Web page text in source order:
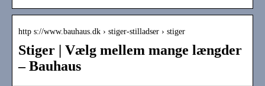
http s://www.bauhaus.dk › stiger-stilladser › stiger
Stiger | Vælg mellem mange længder
– Bauhaus